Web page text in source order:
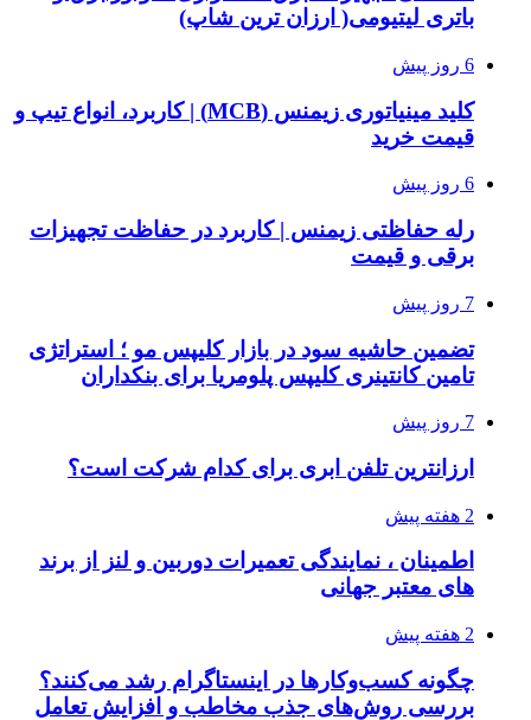
باتری لیتیومی( ارزان ترین شاپ)
6 روز پیش
کلید مینیاتوری زیمنس (MCB) | کاربرد، انواع تیپ و
قیمت خرید
6 روز پیش
رله حفاظتی زیمنس | کاربرد در حفاظت تجهیزات
برقی و قیمت
7 روز پیش
تضمین حاشیه سود در بازار کلیپس مو ؛ استراتژی
تامین کانتینری کلیپس پلومریا برای بنکداران
7 روز پیش
ارزانترین تلفن ابری برای کدام شرکت است؟
2 هفته پیش
اطمینان ، نمایندگی تعمیرات دوربین و لنز از برند
های معتبر جهانی
2 هفته پیش
چگونه کسب‌وکارها در اینستاگرام رشد می‌کنند؟
بررسی روش‌های جذب مخاطب و افزایش تعامل